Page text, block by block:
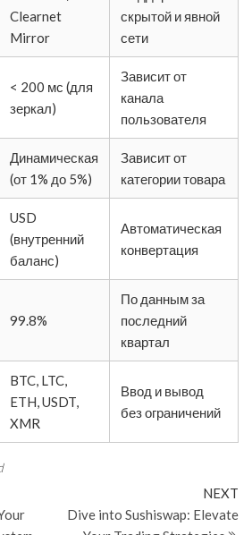
Clearnet
Mirror
скрытой и явной
сети
< 200 мс (для
зеркал)
Зависит от
канала
пользователя
Динамическая
(от 1% до 5%)
Зависит от
категории товара
USD
(внутренний
баланс)
Автоматическая
конвертация
99.8%
По данным за
последний
квартал
BTC, LTC,
ETH, USDT,
XMR
Ввод и вывод
без ограничений
NEXT
Dive into Sushiswap: Elevate